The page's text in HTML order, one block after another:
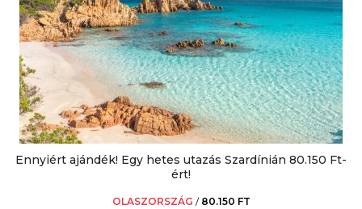
Ennyiért ajándék! Egy hetes utazás Szardínián 80.150 Ft-
ért!
OLASZORSZÁG / 80.150 FT